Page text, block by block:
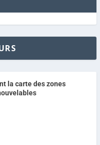
la carte des zones